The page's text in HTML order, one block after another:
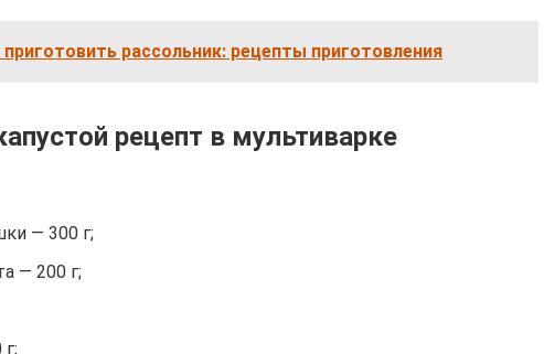
приготовить рассольник: рецепты приготовления
рецепт в мультиварке
— 300 г;
— 200 г;